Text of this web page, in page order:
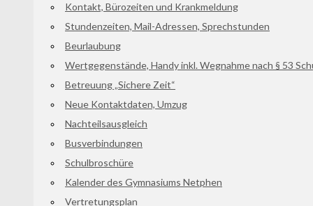
Kontakt, Bürozeiten und Krankmeldung
Stundenzeiten, Mail-Adressen, Sprechstunden
Beurlaubung
Wertgegenstände, Handy inkl. Wegnahme nach § 53
Betreuung „Sichere Zeit“
Neue Kontaktdaten, Umzug
Nachteilsausgleich
Busverbindungen
Schulbroschüre
Kalender des Gymnasiums Netphen
Vertretungsplan